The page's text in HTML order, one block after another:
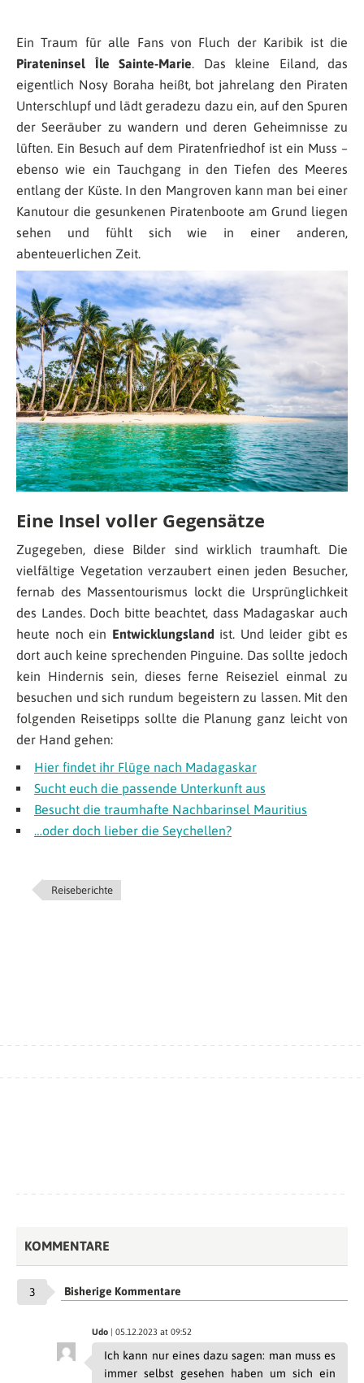
Ein Traum für alle Fans von Fluch der Karibik ist die
Pirateninsel Île Sainte-Marie. Das kleine Eiland, das
eigentlich Nosy Boraha heißt, bot jahrelang den Piraten
Unterschlupf und lädt geradezu dazu ein, auf den Spuren
der Seeräuber zu wandern und deren Geheimnisse zu
lüften. Ein Besuch auf dem Piratenfriedhof ist ein Muss –
ebenso wie ein Tauchgang in den Tiefen des Meeres
entlang der Küste. In den Mangroven kann man bei einer
Kanutour die gesunkenen Piratenboote am Grund liegen
sehen und fühlt sich wie in einer anderen,
abenteuerlichen Zeit.
Eine Insel voller Gegensätze
Zugegeben, diese Bilder sind wirklich traumhaft. Die
vielfältige Vegetation verzaubert einen jeden Besucher,
fernab des Massentourismus lockt die Ursprünglichkeit
des Landes. Doch bitte beachtet, dass Madagaskar auch
heute noch ein Entwicklungsland ist. Und leider gibt es
dort auch keine sprechenden Pinguine. Das sollte jedoch
kein Hindernis sein, dieses ferne Reiseziel einmal zu
besuchen und sich rundum begeistern zu lassen. Mit den
folgenden Reisetipps sollte die Planung ganz leicht von
der Hand gehen:
Hier findet ihr Flüge nach Madagaskar
Sucht euch die passende Unterkunft aus
Besucht die traumhafte Nachbarinsel Mauritius
…oder doch lieber die Seychellen?
Reiseberichte
KOMMENTARE
3 Bisherige Kommentare
Udo | 05.12.2023 at 09:52
Ich kann nur eines dazu sagen: man muss es
immer selbst gesehen haben um sich ein